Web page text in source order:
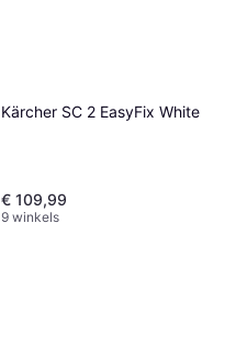
Kärcher SC 2 EasyFix White
€ 109,99
9 winkels